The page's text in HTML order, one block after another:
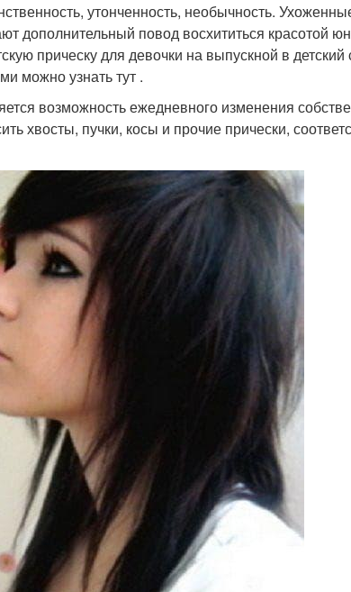
утонченность, необычность.
дополнительный повод восхититься красотой
прическу для девочки на выпускной в детский
можно узнать тут .
возможность ежедневного изменения
хвосты, пучки, косы и прочие прически,